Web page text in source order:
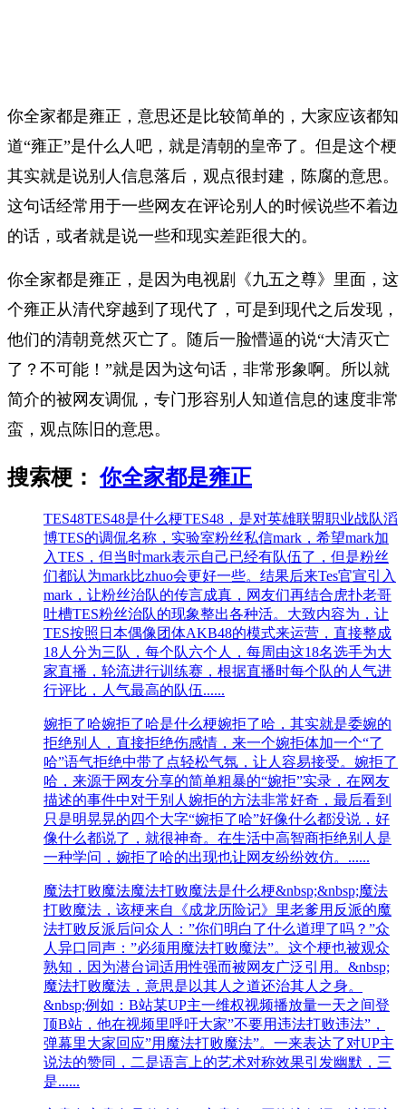
你全家都是雍正，意思还是比较简单的，大家应该都知
道“雍正”是什么人吧，就是清朝的皇帝了。但是这个梗
其实就是说别人信息落后，观点很封建，陈腐的意思。
这句话经常用于一些网友在评论别人的时候说些不着边
的话，或者就是说一些和现实差距很大的。
你全家都是雍正，是因为电视剧《九五之尊》里面，这
个雍正从清代穿越到了现代了，可是到现代之后发现，
他们的清朝竟然灭亡了。随后一脸懵逼的说“大清灭亡
了？不可能！”就是因为这句话，非常形象啊。所以就
简介的被网友调侃，专门形容别人知道信息的速度非常
蛮，观点陈旧的意思。
搜索梗：你全家都是雍正
TES48TES48是什么梗TES48，是对英雄联盟职业战队滔
博TES的调侃名称，实验室粉丝私信mark，希望mark加
入TES，但当时mark表示自己已经有队伍了，但是粉丝
们都认为mark比zhuo会更好一些。结果后来Tes官宣引入
mark，让粉丝治队的传言成真，网友们再结合虎扑老哥
吐槽TES粉丝治队的现象整出各种活。大致内容为，让
TES按照日本偶像团体AKB48的模式来运营，直接整成
18人分为三队，每个队六个人，每周由这18名选手为大
家直播，轮流进行训练赛，根据直播时每个队的人气进
行评比，人气最高的队伍......
婉拒了哈婉拒了哈是什么梗婉拒了哈，其实就是委婉的
拒绝别人，直接拒绝伤感情，来一个婉拒体加一个“了
哈”语气拒绝中带了点轻松气氛，让人容易接受。婉拒了
哈，来源于网友分享的简单粗暴的“婉拒”实录，在网友
描述的事件中对于别人婉拒的方法非常好奇，最后看到
只是明晃晃的四个大字“婉拒了哈”好像什么都没说，好
像什么都说了，就很神奇。在生活中高智商拒绝别人是
一种学问，婉拒了哈的出现也让网友纷纷效仿。......
魔法打败魔法魔法打败魔法是什么梗&nbsp;&nbsp;魔法
打败魔法，该梗来自《成龙历险记》里老爹用反派的魔
法打败反派后问众人：”你们明白了什么道理了吗？”众
人异口同声：”必须用魔法打败魔法”。这个梗也被观众
熟知，因为潜台词适用性强而被网友广泛引用。&nbsp;
魔法打败魔法，意思是以其人之道还治其人之身。
&nbsp;例如：B站某UP主一维权视频播放量一天之间登
顶B站，他在视频里呼吁大家”不要用违法打败违法”，
弹幕里大家回应”用魔法打败魔法”。一来表达了对UP主
说法的赞同，二是语言上的艺术对称效果引发幽默，三
是......